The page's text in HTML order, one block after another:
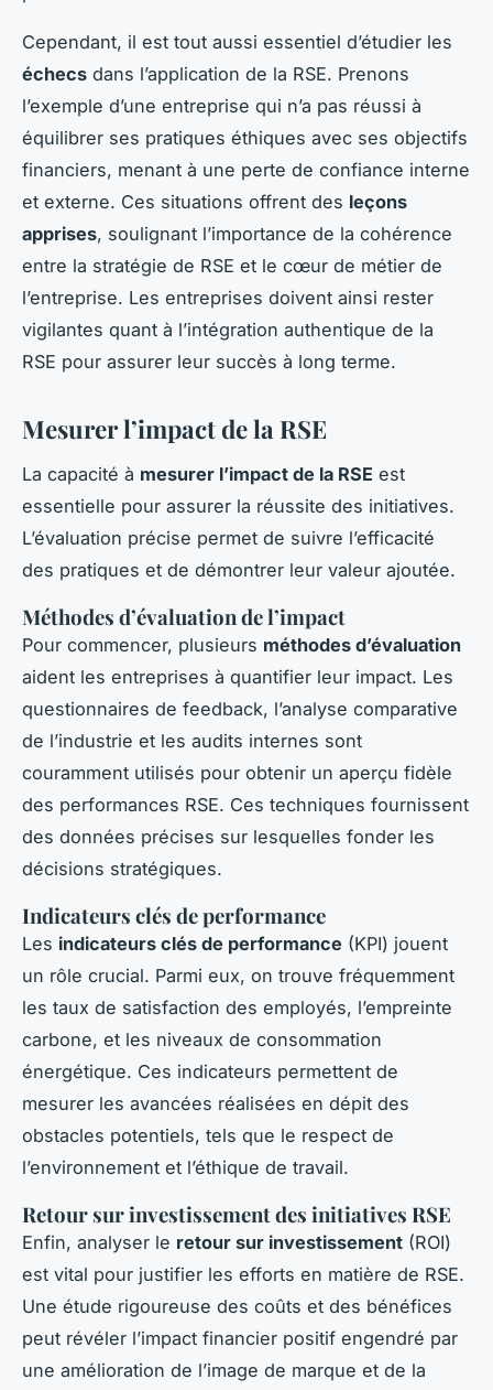
Cependant, il est tout aussi essentiel d’étudier les
échecs dans l’application de la RSE. Prenons
l’exemple d’une entreprise qui n’a pas réussi à
équilibrer ses pratiques éthiques avec ses objectifs
financiers, menant à une perte de confiance interne
et externe. Ces situations offrent des leçons
apprises, soulignant l’importance de la cohérence
entre la stratégie de RSE et le cœur de métier de
l’entreprise. Les entreprises doivent ainsi rester
vigilantes quant à l’intégration authentique de la
RSE pour assurer leur succès à long terme.
Mesurer l’impact de la RSE
La capacité à mesurer l’impact de la RSE est
essentielle pour assurer la réussite des initiatives.
L’évaluation précise permet de suivre l’efficacité
des pratiques et de démontrer leur valeur ajoutée.
Méthodes d’évaluation de l’impact
Pour commencer, plusieurs méthodes d’évaluation
aident les entreprises à quantifier leur impact. Les
questionnaires de feedback, l’analyse comparative
de l’industrie et les audits internes sont
couramment utilisés pour obtenir un aperçu fidèle
des performances RSE. Ces techniques fournissent
des données précises sur lesquelles fonder les
décisions stratégiques.
Indicateurs clés de performance
Les indicateurs clés de performance (KPI) jouent
un rôle crucial. Parmi eux, on trouve fréquemment
les taux de satisfaction des employés, l’empreinte
carbone, et les niveaux de consommation
énergétique. Ces indicateurs permettent de
mesurer les avancées réalisées en dépit des
obstacles potentiels, tels que le respect de
l’environnement et l’éthique de travail.
Retour sur investissement des initiatives RSE
Enfin, analyser le retour sur investissement (ROI)
est vital pour justifier les efforts en matière de RSE.
Une étude rigoureuse des coûts et des bénéfices
peut révéler l’impact financier positif engendré par
une amélioration de l’image de marque et de la